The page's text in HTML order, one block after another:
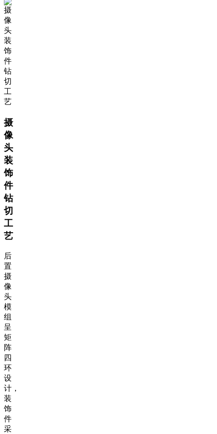
摄
像
头
装
饰
件
钻
切
工
艺
后
置
摄
像
头
模
组
呈
矩
阵
四
环
设
计，
装
饰
件
采